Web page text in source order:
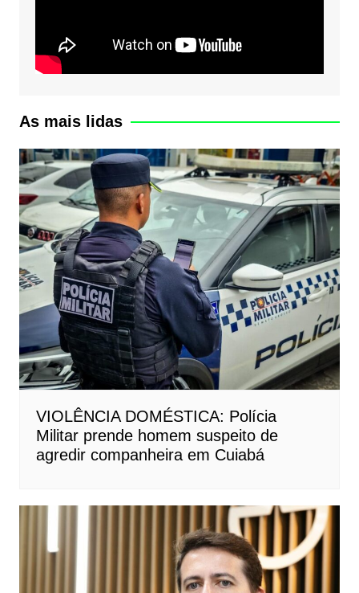
As mais lidas
VIOLÊNCIA DOMÉSTICA: Polícia
Militar prende homem suspeito de
agredir companheira em Cuiabá